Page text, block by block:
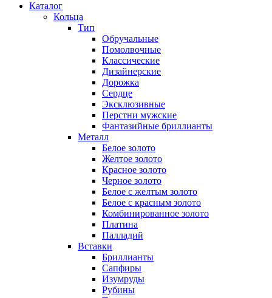
Каталог
Кольца
Тип
Обручальные
Помолвочные
Классические
Дизайнерские
Дорожка
Сердце
Эксклюзивные
Перстни мужские
Фантазийные бриллианты
Металл
Белое золото
Желтое золото
Красное золото
Черное золото
Белое с желтым золото
Белое с красным золото
Комбинированное золото
Платина
Палладий
Вставки
Бриллианты
Сапфиры
Изумруды
Рубины